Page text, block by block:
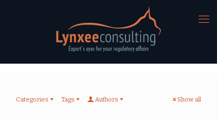
Categories Tags Authors Show all